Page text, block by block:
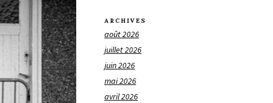
ARCHIVES
août 2026
juillet 2026
juin 2026
mai 2026
avril 2026